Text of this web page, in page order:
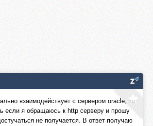
взаимодействует с сервером oracle, то
если я обращаюсь к http серверу и прошу
не получается. В ответ получаю